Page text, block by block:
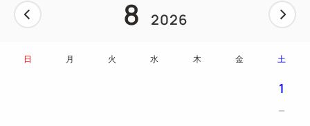
8 2026
日 月 火 水 木 金 土
1